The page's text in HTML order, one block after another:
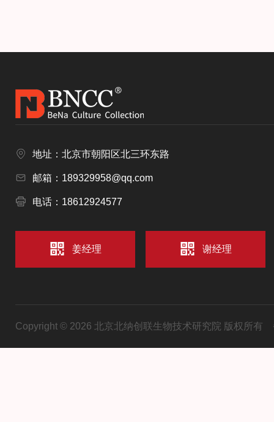
地址：北京市朝阳区北三环东路
邮箱：189329958@qq.com
电话：18612924577
姜经理 谢经理
Copyright © 2026 北京北纳创联生物技术研究院 版权所有